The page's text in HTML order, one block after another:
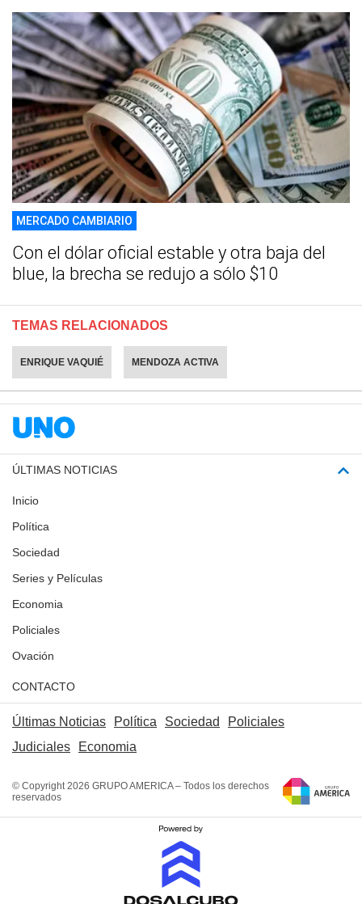
MERCADO CAMBIARIO
Con el dólar oficial estable y otra baja del
blue, la brecha se redujo a sólo $10
TEMAS RELACIONADOS
ENRIQUE VAQUIÉ MENDOZA ACTIVA
ÚLTIMAS NOTICIAS
Inicio
Política
Sociedad
Series y Películas
Economia
Policiales
Ovación
CONTACTO
Últimas Noticias Política Sociedad
Policiales
Judiciales
Economia
© Copyright 2026 GRUPO AMERICA – Todos los derechos
reservados